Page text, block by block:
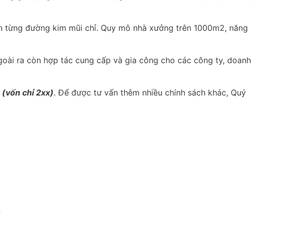
đường kim mũi chỉ. Quy mô nhà xưởng trên 1000m2, năng
ra còn hợp tác cung cấp và gia công cho các công ty, doanh
(vốn chỉ 2xx). Để được tư vấn thêm nhiều chính sách khác, Quý